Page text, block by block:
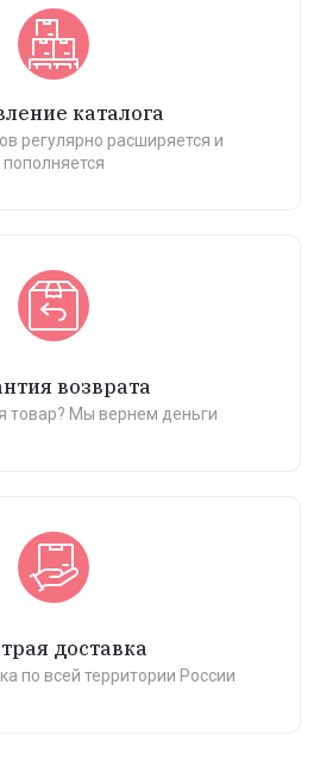
каталога
регулярно расширяется и
пополняется
возврата
товар? Мы вернем деньги
доставка
по всей территории России